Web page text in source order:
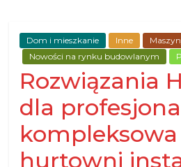
Dom i mieszkanie Inne
Nowości na rynku budowlanym
Rozwiązania
dla
hurtowni